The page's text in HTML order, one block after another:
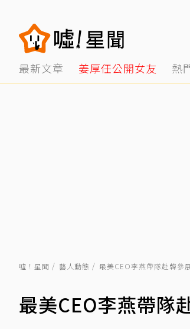
最新文章 姜厚任公開女友 熱
噓！星聞 藝人動態 最美CEO李燕帶隊赴韓參
最美CEO李燕帶隊